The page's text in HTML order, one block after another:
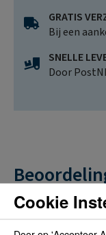
GRATIS
Bij een
SNELLE
Door
Schrijf de eerste
Cookie